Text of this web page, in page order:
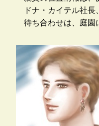
ドナ・カイテル社長
待ち合わせは、庭園